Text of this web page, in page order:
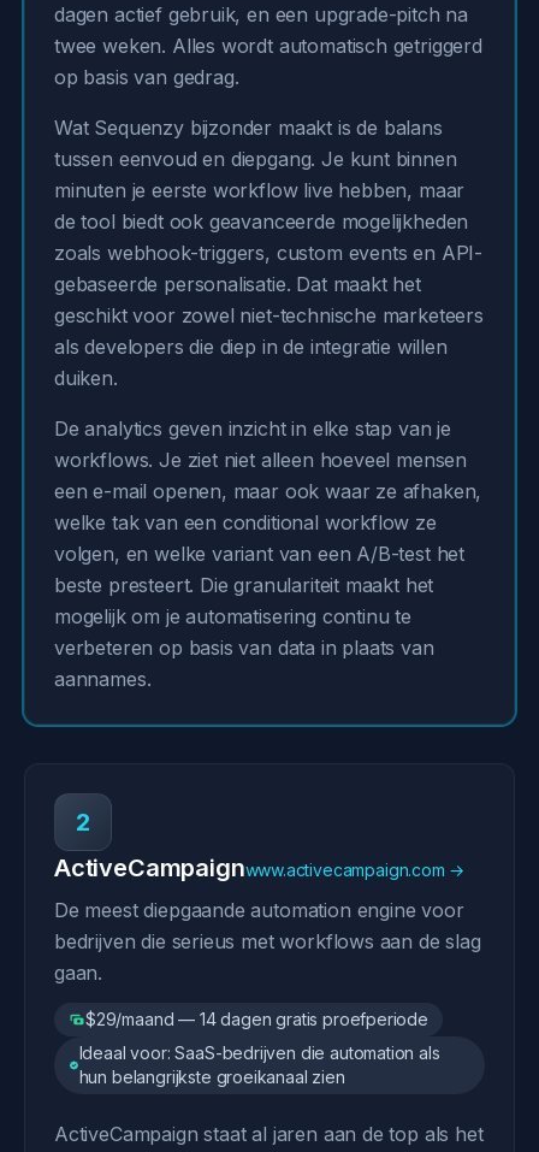
dagen actief gebruik, en een upgrade-pitch na
twee weken. Alles wordt automatisch getriggerd
op basis van gedrag.
Wat Sequenzy bijzonder maakt is de balans
tussen eenvoud en diepgang. Je kunt binnen
minuten je eerste workflow live hebben, maar
de tool biedt ook geavanceerde mogelijkheden
zoals webhook-triggers, custom events en API-
gebaseerde personalisatie. Dat maakt het
geschikt voor zowel niet-technische marketeers
als developers die diep in de integratie willen
duiken.
De analytics geven inzicht in elke stap van je
workflows. Je ziet niet alleen hoeveel mensen
een e-mail openen, maar ook waar ze afhaken,
welke tak van een conditional workflow ze
volgen, en welke variant van een A/B-test het
beste presteert. Die granulariteit maakt het
mogelijk om je automatisering continu te
verbeteren op basis van data in plaats van
aannames.
2
ActiveCampaignwww.activecampaign.com →
De meest diepgaande automation engine voor
bedrijven die serieus met workflows aan de slag
gaan.
$29/maand — 14 dagen gratis proefperiode
Ideaal voor: SaaS-bedrijven die automation als
hun belangrijkste groeikanaal zien
ActiveCampaign staat al jaren aan de top als het